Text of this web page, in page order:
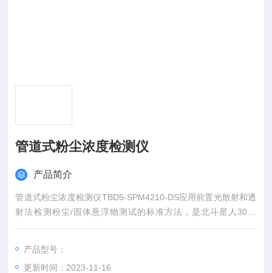
管道式粉尘浓度检测仪
产品简介
管道式粉尘浓度检测仪TBD5-SPM4210-DS应用前置光散射和透
射法检测粉尘/固体悬浮物测试的标准方法，是北斗星人30年
来，经过几代中国科学院专家力量，对比国内外光学检测原理、
术，它可直接检测空气、管道中浮游粉尘/固体悬浮物的总浓度。
产品型号：
更新时间：2023-11-16